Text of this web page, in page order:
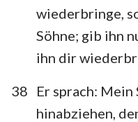
wiederbringe,
Söhne; gib ihn
ihn dir
38
Er sprach:
hinabziehen,